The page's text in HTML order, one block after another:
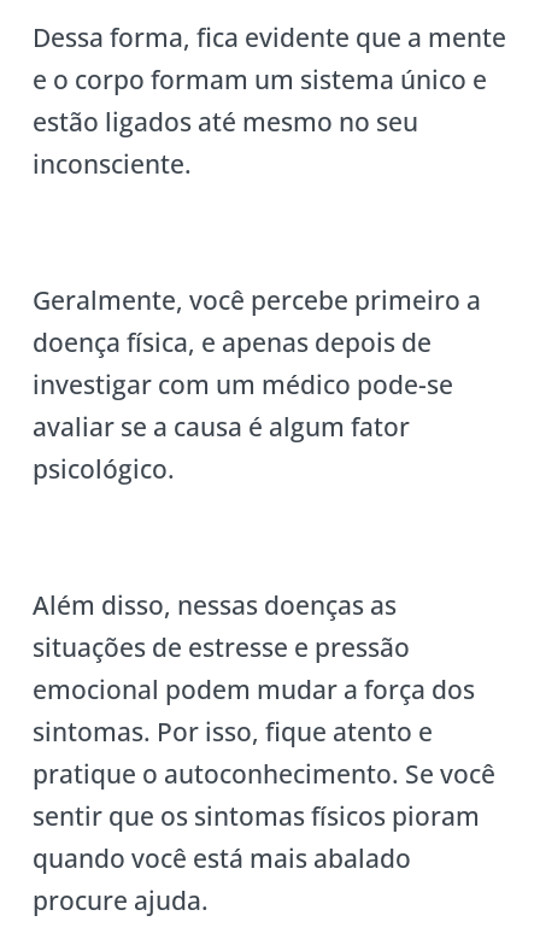
Dessa forma, fica evidente que a mente
e o corpo formam um sistema único e
estão ligados até mesmo no seu
inconsciente.
Geralmente, você percebe primeiro a
doença física, e apenas depois de
investigar com um médico pode-se
avaliar se a causa é algum fator
psicológico.
Além disso, nessas doenças as
situações de estresse e pressão
emocional podem mudar a força dos
sintomas. Por isso, fique atento e
pratique o autoconhecimento. Se você
sentir que os sintomas físicos pioram
quando você está mais abalado
procure ajuda.